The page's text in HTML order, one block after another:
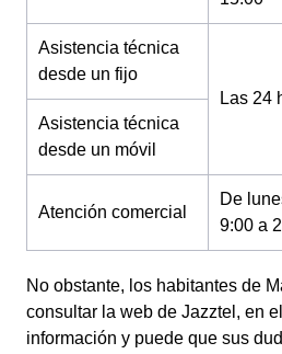
Asistencia técnica
desde un fijo
Las 24
Asistencia técnica
desde un móvil
Atención comercial
De
9:00 a
No obstante, los habitantes de
consultar la web de Jazztel, en
información y puede que sus